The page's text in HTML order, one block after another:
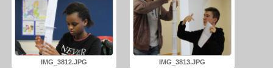
IMG_3812.JPG IMG_3813.JPG